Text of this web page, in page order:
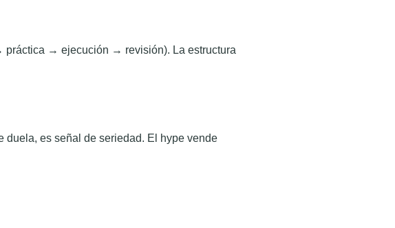
práctica → ejecución → revisión). La estructura
duela, es señal de seriedad. El hype vende